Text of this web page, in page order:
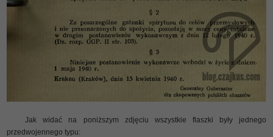
Jak widać na poniższym zdjęciu wszystkie flaszki były jednego
przedwojennego typu: